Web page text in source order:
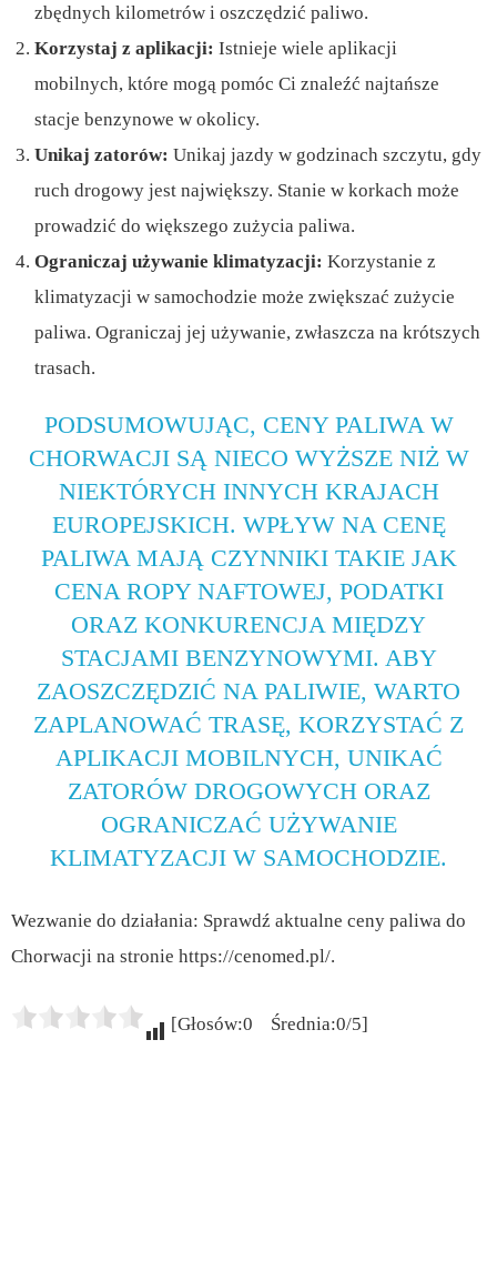
zbędnych kilometrów i oszczędzić paliwo.
Korzystaj z aplikacji: Istnieje wiele aplikacji
mobilnych, które mogą pomóc Ci znaleźć najtańsze
stacje benzynowe w okolicy.
Unikaj zatorów: Unikaj jazdy w godzinach szczytu, gdy
ruch drogowy jest największy. Stanie w korkach może
prowadzić do większego zużycia paliwa.
Ograniczaj używanie klimatyzacji: Korzystanie z
klimatyzacji w samochodzie może zwiększać zużycie
paliwa. Ograniczaj jej używanie, zwłaszcza na krótszych
trasach.
PODSUMOWUJĄC, CENY PALIWA W
CHORWACJI SĄ NIECO WYŻSZE NIŻ W
NIEKTÓRYCH INNYCH KRAJACH
EUROPEJSKICH. WPŁYW NA CENĘ
PALIWA MAJĄ CZYNNIKI TAKIE JAK
CENA ROPY NAFTOWEJ, PODATKI
ORAZ KONKURENCJA MIĘDZY
STACJAMI BENZYNOWYMI. ABY
ZAOSZCZĘDZIĆ NA PALIWIE, WARTO
ZAPLANOWAĆ TRASĘ, KORZYSTAĆ Z
APLIKACJI MOBILNYCH, UNIKAĆ
ZATORÓW DROGOWYCH ORAZ
OGRANICZAĆ UŻYWANIE
KLIMATYZACJI W SAMOCHODZIE.
Wezwanie do działania: Sprawdź aktualne ceny paliwa do
Chorwacji na stronie https://cenomed.pl/.
[Głosów:0 Średnia:0/5]